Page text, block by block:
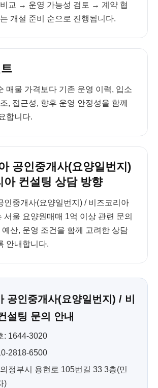
교 → 운영 가능성 검토 → 계약 협
개설 준비 순으로 진행됩니다.
매물 가격보다 기존 운영 이력, 입소
, 접근성, 향후 운영 안정성을 함께
합니다.
공인중개사(요양일번지)
아 컨설팅 상담 방향
인중개사(요양일번지) / 비즈코리아
서울 요양원매매 1억 이상 관련 문의
예산, 운영 조건을 함께 고려한 상담
안내합니다.
공인중개사(요양일번지) / 비
설팅 문의 안내
: 1644-3020
2818-6500
정부시 용현로 105번길 33 3층(민
)